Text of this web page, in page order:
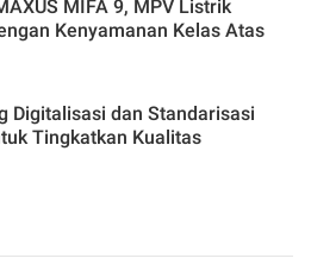
MIFA 9, MPV Listrik
Kenyamanan Kelas Atas
Digitalisasi dan Standarisasi
Tingkatkan Kualitas